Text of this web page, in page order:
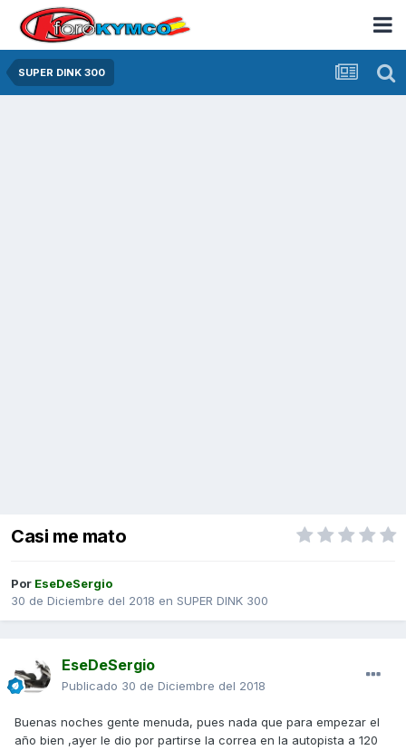
SUPER DINK 300
Casi me mato
Por EseDeSergio
30 de Diciembre del 2018 en SUPER DINK 300
EseDeSergio
Publicado 30 de Diciembre del 2018
Buenas noches gente menuda, pues nada que para empezar el
año bien ,ayer le dio por partirse la correa en la autopista a 120